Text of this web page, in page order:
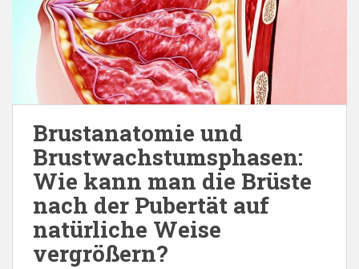
Brustanatomie und
Brustwachstumsphasen:
Wie kann man die Brüste
nach der Pubertät auf
natürliche Weise
vergrößern?